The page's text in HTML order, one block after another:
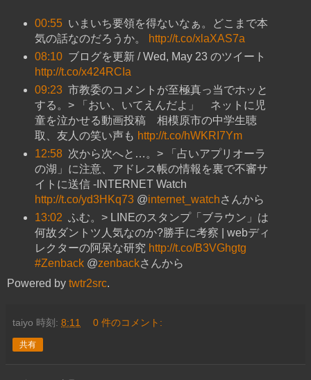
00:55 いまいち要領を得ないなぁ。どこまで本
気の話なのだろうか。
http://t.co/xlaXAS7a
08:10 ブログを更新 / Wed, May 23 のツイート
http://t.co/x424RCIa
09:23 市教委のコメントが至極真っ当でホッと
する。> 「おい、いてえんだよ」 ネットに児
童を泣かせる動画投稿 相模原市の中学生聴
取、友人の笑い声も http://t.co/hWKRI7Ym
12:58 次から次へと…。> 「占いアプリオーラ
の湖」に注意、アドレス帳の情報を裏で不審サ
イトに送信 -INTERNET Watch
http://t.co/yd3HKq73@internet_watchさんから
13:02 ふむ。> LINEのスタンプ「ブラウン」は
何故ダントツ人気なのか?勝手に考察 | webディ
レクターの阿呆な研究 http://t.co/B3VGhgtg
#Zenback@zenbackさんから
Powered by twtr2src.
taiyo 時刻: 8:11 0 件のコメント:
共有